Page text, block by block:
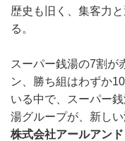
歴史も旧く、集客力
る。
スーパー銭湯の7割が
ン、勝ち組はわずか
いる中で、スーパー
湯グループが、新し
株式会社アールアン